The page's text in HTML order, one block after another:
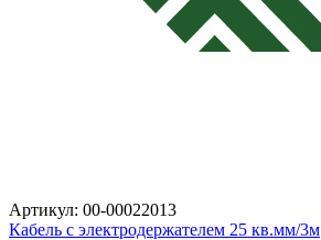
Артикул: 00-00022013
Кабель с электродержателем 25 кв.мм/3м